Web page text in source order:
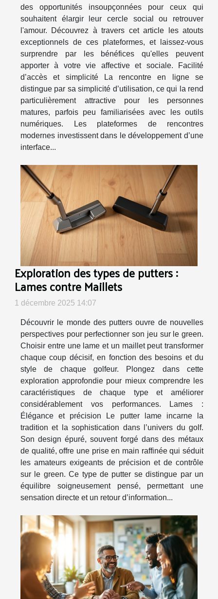
des opportunités insoupçonnées pour ceux qui
souhaitent élargir leur cercle social ou retrouver
l'amour. Découvrez à travers cet article les atouts
exceptionnels de ces plateformes, et laissez-vous
surprendre par les bénéfices qu'elles peuvent
apporter à votre vie affective et sociale. Facilité
d’accès et simplicité La rencontre en ligne se
distingue par sa simplicité d’utilisation, ce qui la rend
particulièrement attractive pour les personnes
matures, parfois peu familiarisées avec les outils
numériques. Les plateformes de rencontres
modernes investissent dans le développement d’une
interface...
Exploration des types de putters :
Lames contre Maillets
1 décembre 2025 14:07
Découvrir le monde des putters ouvre de nouvelles
perspectives pour perfectionner son jeu sur le green.
Choisir entre une lame et un maillet peut transformer
chaque coup décisif, en fonction des besoins et du
style de chaque golfeur. Plongez dans cette
exploration approfondie pour mieux comprendre les
caractéristiques de chaque type et améliorer
considérablement vos performances. Lames :
Élégance et précision Le putter lame incarne la
tradition et la sophistication dans l’univers du golf.
Son design épuré, souvent forgé dans des métaux
de qualité, offre une prise en main raffinée qui séduit
les amateurs exigeants de précision et de contrôle
sur le green. Ce type de putter se distingue par un
équilibre soigneusement pensé, permettant une
sensation directe et un retour d’information...